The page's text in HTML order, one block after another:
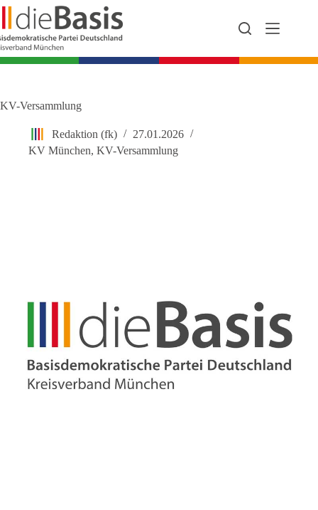
Zum
Inhalt
springen
KV-Versammlung
Redaktion (fk)
27.01.2026
KV München, KV-Versammlung